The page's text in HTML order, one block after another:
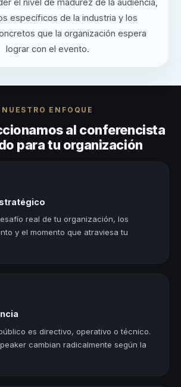
el nivel de madurez de la audiencia,
específicos de la industria y los
que la organización espera
lograr con el evento.
NUESTRO ENFOQUE
al conferencista
para tu organización
real de tu organización, los
y el momento que atraviesa tu
es directivo, operativo o técnico.
cambian radicalmente según la